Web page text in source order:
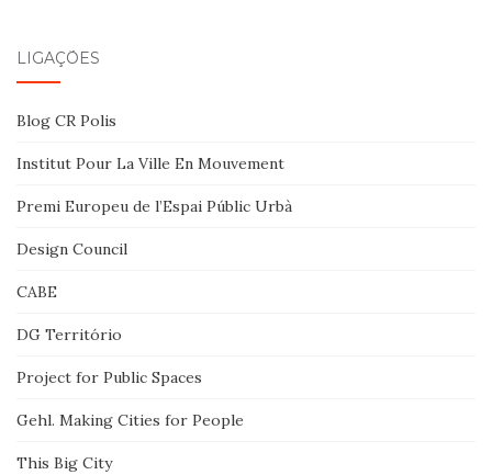
LIGAÇÕES
Blog CR Polis
Institut Pour La Ville En Mouvement
Premi Europeu de l’Espai Públic Urbà
Design Council
CABE
DG Território
Project for Public Spaces
Gehl. Making Cities for People
This Big City